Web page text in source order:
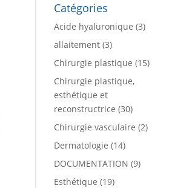
Catégories
Acide hyaluronique (3)
allaitement (3)
Chirurgie plastique (15)
Chirurgie plastique,
esthétique et
reconstructrice (30)
Chirurgie vasculaire (2)
Dermatologie (14)
DOCUMENTATION (9)
Esthétique (19)